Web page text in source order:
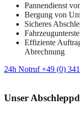
Pannendienst
Bergung von
Sicheres
Effiziente
Abrechnung
24h Notruf +49 (0)
Unser